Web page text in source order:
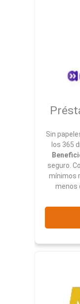
Sin
los 365
seguro.
mínimos
menos